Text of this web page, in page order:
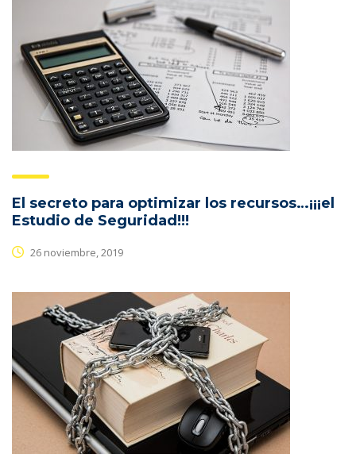
El secreto para optimizar los recursos…¡¡¡el
Estudio de Seguridad!!!
26 noviembre, 2019